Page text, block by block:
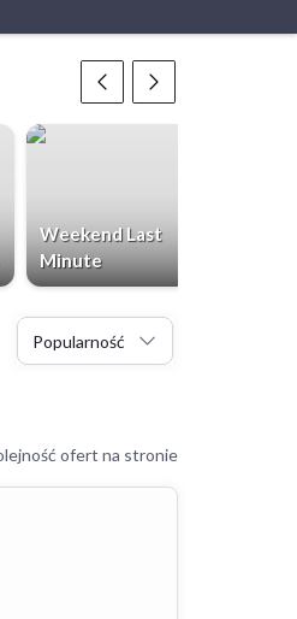
Weekend Last
Minute
Popularność
ofert na stronie